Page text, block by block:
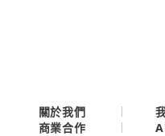
關於我們
商業合作